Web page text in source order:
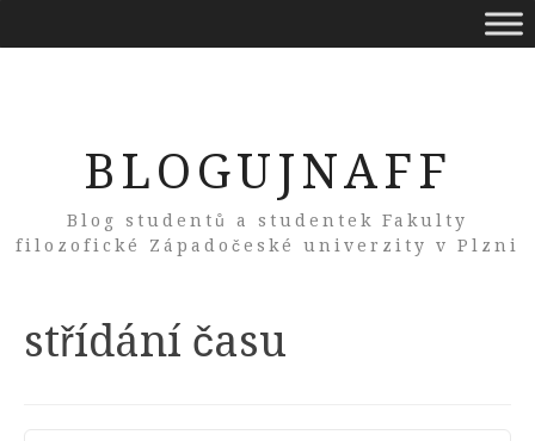
BLOGUJNAFF
Blog studentů a studentek Fakulty
filozofické Západočeské univerzity v Plzni
Tag:
střídání času